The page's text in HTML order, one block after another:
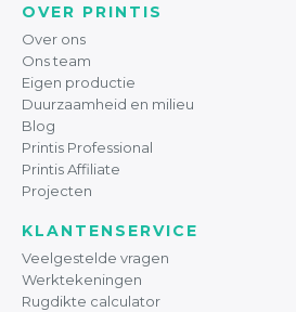
OVER PRINTIS
Over ons
Ons team
Eigen productie
Duurzaamheid en milieu
Blog
Printis Professional
Printis Affiliate
Projecten
KLANTENSERVICE
Veelgestelde vragen
Werktekeningen
Rugdikte calculator